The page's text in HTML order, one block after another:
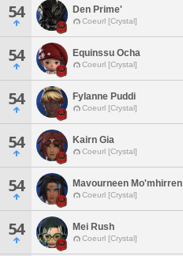
54 Den Prime'
Coeurl [Crystal]
54 Equinssu Ocha
Coeurl [Crystal]
54 Fylanne Puddi
Coeurl [Crystal]
54 Kairn Gia
Coeurl [Crystal]
54 Mavourneen Mo'mhirren
Coeurl [Crystal]
54 Mei Rush
Coeurl [Crystal]